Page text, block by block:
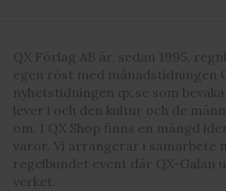
QX Förlag AB är, sedan 1995,
egen röst med månadstidningen
nyhetstidningen qx.se som
lever i och den kultur och de
om. I QX Shop finns en mängd
varor. Vi arrangerar i samarbete
regelbundet event där QX-Galan
verket.